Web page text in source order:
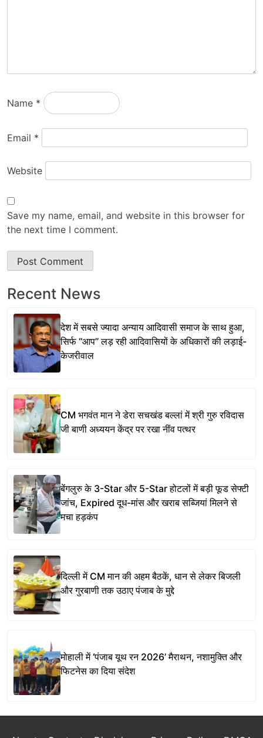
Name *
Email *
Website
Save my name, email, and website in this browser for
the next time I comment.
Recent News
देश में सबसे ज्यादा अन्याय आदिवासी समाज के साथ हुआ,
सिर्फ ‘‘आप’’ लड़ रही आदिवासियों के अधिकारों की लड़ाई-
केजरीवाल
CM भगवंत मान ने डेरा सचखंड बल्लां में श्री गुरु रविदास
जी बाणी अध्ययन केंद्र पर रखा नींव पत्थर
बेंगलुरु के 3-Star और 5-Star होटलों में बड़ी फूड सेफ्टी
जांच, Expired दूध-मांस और खराब सब्जियां मिलने से
मचा हड़कंप
दिल्ली में CM मान की अहम बैठकें, धान से लेकर बिजली
और गुरबाणी तक उठाए पंजाब के मुद्दे
मोहाली में ‘पंजाब यूथ रन 2026’ मैराथन, नशामुक्ति और
फिटनेस का दिया संदेश